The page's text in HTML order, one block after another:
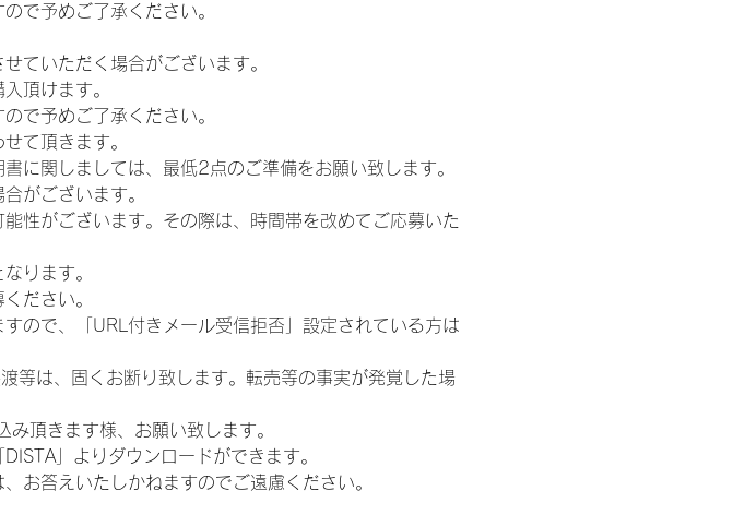
で予めご了承ください。
ていただく場合がございます。
頂けます。
で予めご了承ください。
て頂きます。
に関しましては、最低2点のご準備をお願い致します。
がございます。
性がございます。その際は、時間帯を改めてご応募いた
ります。
ださい。
ので、「URL付きメール受信拒否」設定されている方は
等は、固くお断り致します。転売等の事実が発覚した場
頂きます様、お願い致します。
」よりダウンロードができます。
お答えいたしかねますのでご遠慮ください。